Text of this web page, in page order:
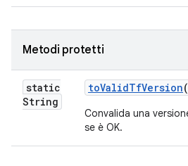
Metodi protetti
static
String
toValidTfVersion
Convalida una
se è OK.